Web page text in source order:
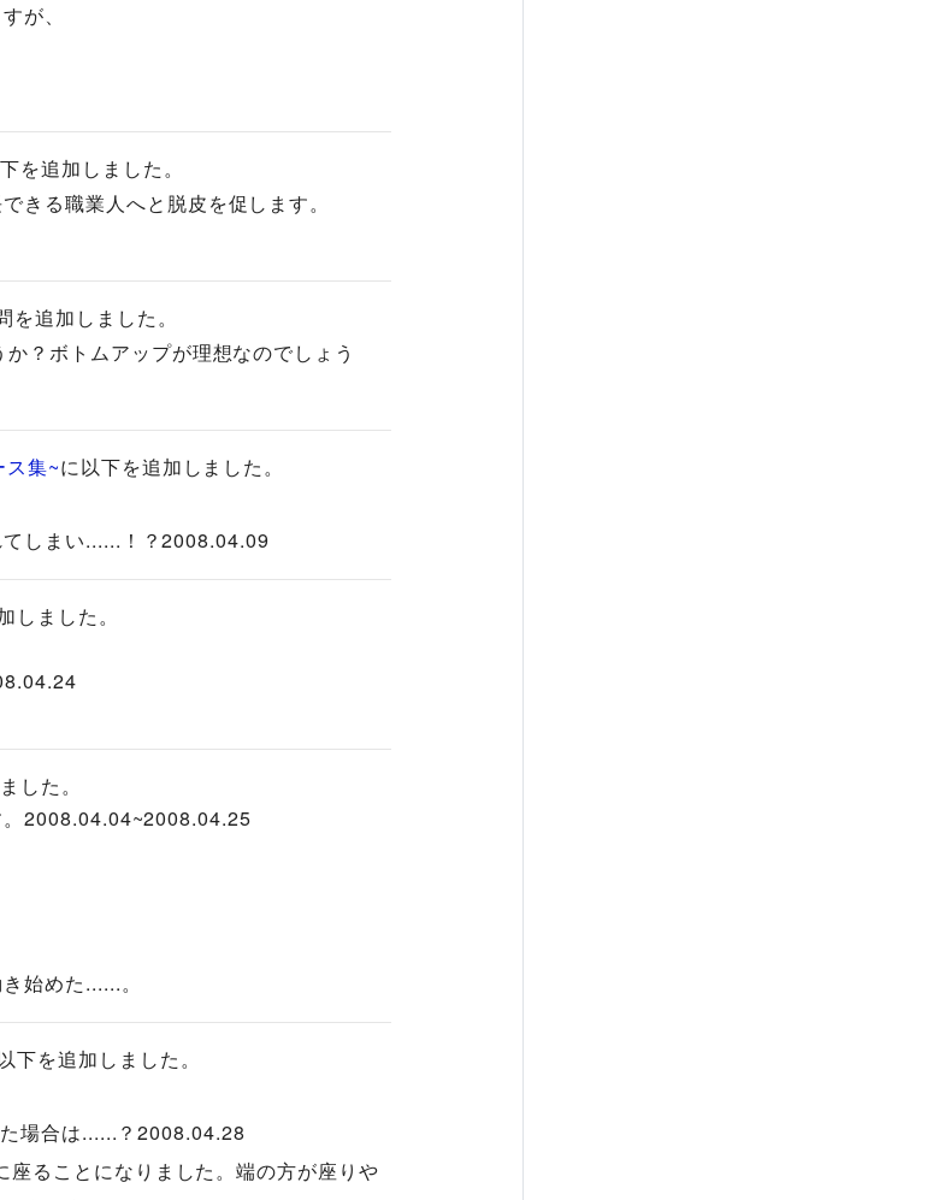
が、
を追加しました。
きる職業人へと脱皮を促します。
を追加しました。
？ボトムアップが理想なのでしょう
ス集~に以下を追加しました。
しまい......！？2008.04.09
しました。
した。
す。2008.04.04~2008.04.25
始めた......。
下を追加しました。
場合は......？2008.04.28
ることになりました。端の方が座りや